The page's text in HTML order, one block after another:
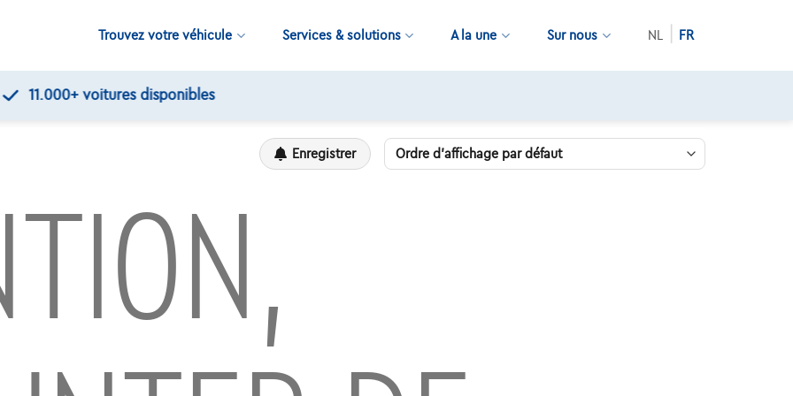
Trouvez votre véhicule Services & solutions A la une Sur nous NL FR
Contrôles de qualité par Touring
Enregistrer